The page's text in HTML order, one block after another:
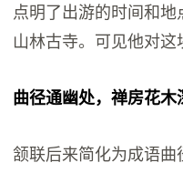
点明了出游的时间和
山林古寺。可见他对这
曲径通幽处，禅房花木
颔联后来简化为成语曲